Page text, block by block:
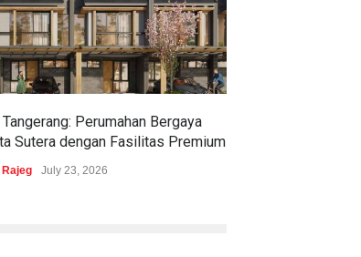
Perumahan Bergaya
Sutera dengan Fasilitas Premium
Rajeg July 23, 2026